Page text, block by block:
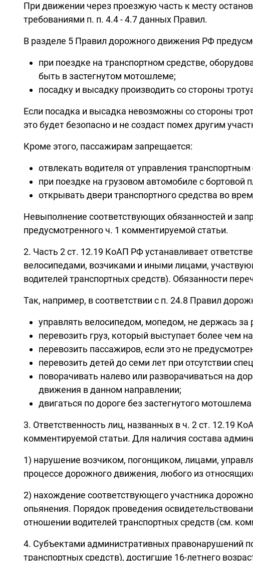
При движении через проезжую часть к месту
требованиями п. п. 4.4 - 4.7 данных Правил.
В разделе 5 Правил дорожного движения РФ
при поездке на транспортном средстве,
быть в застегнутом мотошлеме;
посадку и высадку производить со стороны
Если посадка и высадка невозможны со стороны
это будет безопасно и не создаст помех другим
Кроме этого, пассажирам запрещается:
отвлекать водителя от управления
при поездке на грузовом автомобиле с бортовой
открывать двери транспортного средства во
Невыполнение соответствующих обязанностей и
предусмотренного ч. 1 комментируемой статьи.
2. Часть 2 ст. 12.19 КоАП РФ устанавливает
велосипедами, возчиками и иными лицами,
водителей транспортных средств). Обязанности
Так, например, в соответствии с п. 24.8 Правил
управлять велосипедом, мопедом, не держась за
перевозить груз, который выступает более чем
перевозить пассажиров, если это не
перевозить детей до семи лет при отсутствии
поворачивать налево или разворачиваться на
движения в данном направлении;
двигаться по дороге без застегнутого
3. Ответственность лиц, названных в ч. 2 ст. 12.19
комментируемой статьи. Для наличия состава
1) нарушение возчиком, погонщиком, лицами,
процессе дорожного движения, любого из
2) нахождение соответствующего участника
опьянения. Порядок проведения
отношении водителей транспортных средств (см.
4. Субъектами административных правонарушений
транспортных средств), достигшие 16-летнего